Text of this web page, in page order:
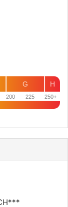
200 225 250+
H
G